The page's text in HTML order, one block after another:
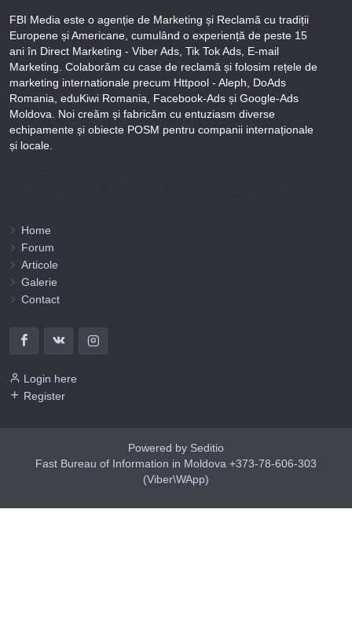
FBI Media este o agenție de Marketing și Reclamă cu tradiții
Europene și Americane, cumulând o experiență de peste 15
ani în Direct Marketing - Viber Ads, Tik Tok Ads, E-mail
Marketing. Colaborăm cu case de reclamă și folosim rețele de
marketing internationale precum Httpool - Aleph, DoAds
Romania, eduKiwi Romania, Facebook-Ads și Google-Ads
Moldova. Noi creăm și fabricăm cu entuziasm diverse
echipamente și obiecte POSM pentru companii internaționale
și locale.
Home
Forum
Articole
Galerie
Contact
Login here
Register
Powered by Seditio
Fast Bureau of Information in Moldova +373-78-606-303
(Viber\WApp)